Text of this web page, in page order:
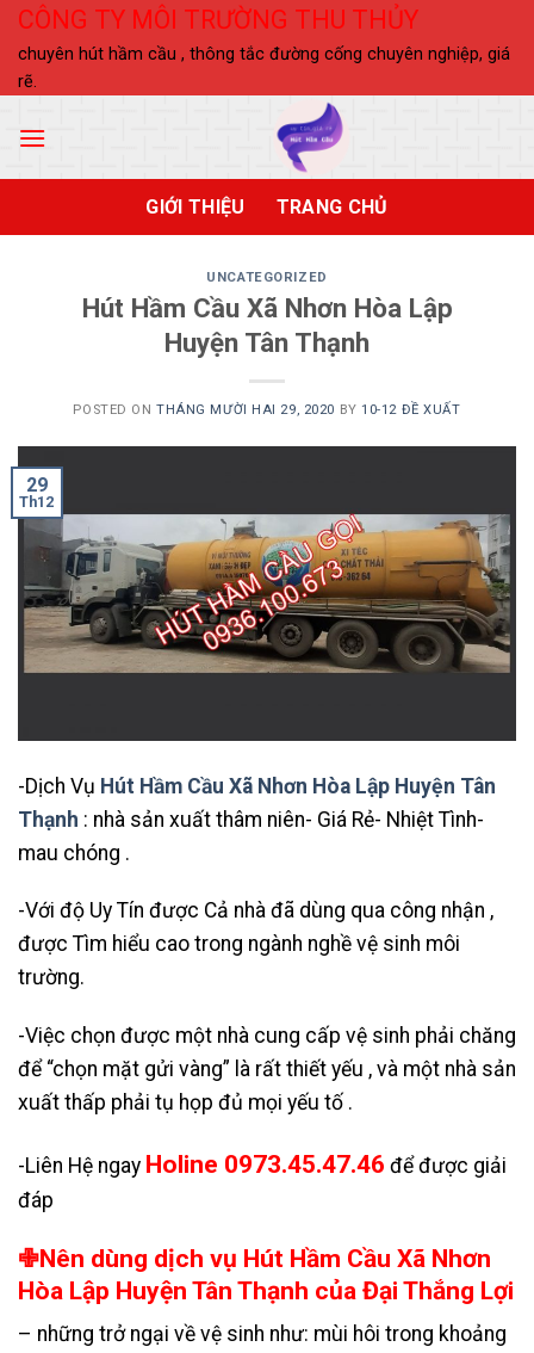
Skip
content
CÔNG TY MÔI TRƯỜNG THU THỦY
chuyên hút hầm cầu , thông tắc đường cống chuyên nghiệp, giá
rẽ.
GIỚI THIỆU TRANG CHỦ
UNCATEGORIZED
Hút Hầm Cầu Xã Nhơn Hòa Lập
Huyện Tân Thạnh
POSTED ONTHÁNG MƯỜI HAI 29, 2020 BY10-12 ĐỀ XUẤT
29
Th12
-Dịch Vụ Hút Hầm Cầu Xã Nhơn Hòa Lập Huyện Tân
Thạnh : nhà sản xuất thâm niên- Giá Rẻ- Nhiệt Tình-
mau chóng .
-Với độ Uy Tín được Cả nhà đã dùng qua công nhận ,
được Tìm hiểu cao trong ngành nghề vệ sinh môi
trường.
-Việc chọn được một nhà cung cấp vệ sinh phải chăng
để “chọn mặt gửi vàng” là rất thiết yếu , và một nhà sản
xuất thấp phải tụ họp đủ mọi yếu tố .
-Liên Hệ ngay Holine 0973.45.47.46 để được giải
đáp
✙Nên dùng dịch vụ Hút Hầm Cầu Xã Nhơn
Hòa Lập Huyện Tân Thạnh của Đại Thắng Lợi
– những trở ngại về vệ sinh như: mùi hôi trong khoảng